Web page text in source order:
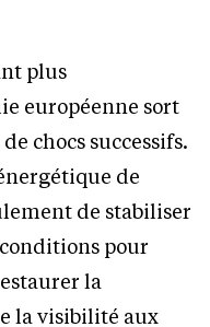
plus
européenne sort
chocs successifs.
de
de stabiliser
pour
la
la visibilité aux